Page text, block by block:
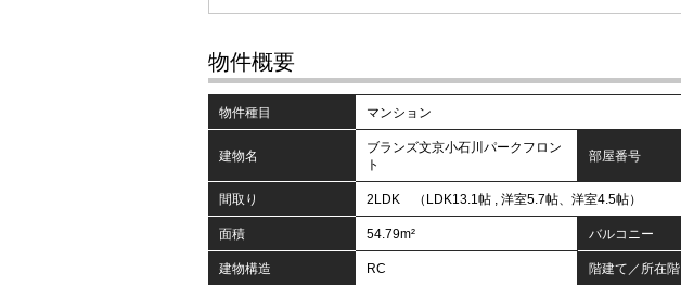
物件概要
物件種目 マンション
建物名
ブランズ文京小石川パークフロン
ト
部屋番号
間取り 2LDK （LDK13.1帖 , 洋室5.7帖、洋室4.5帖）
面積 54.79m² バルコニー
建物構造 RC 階建て／所在階